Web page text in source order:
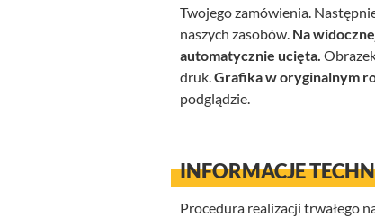
Twojego zamówienia.
naszych zasobów. Na
automatycznie ucięta.
druk.Grafika w oryginalnym
podglądzie.
INFORMACJE
Procedura realizacji trwałego